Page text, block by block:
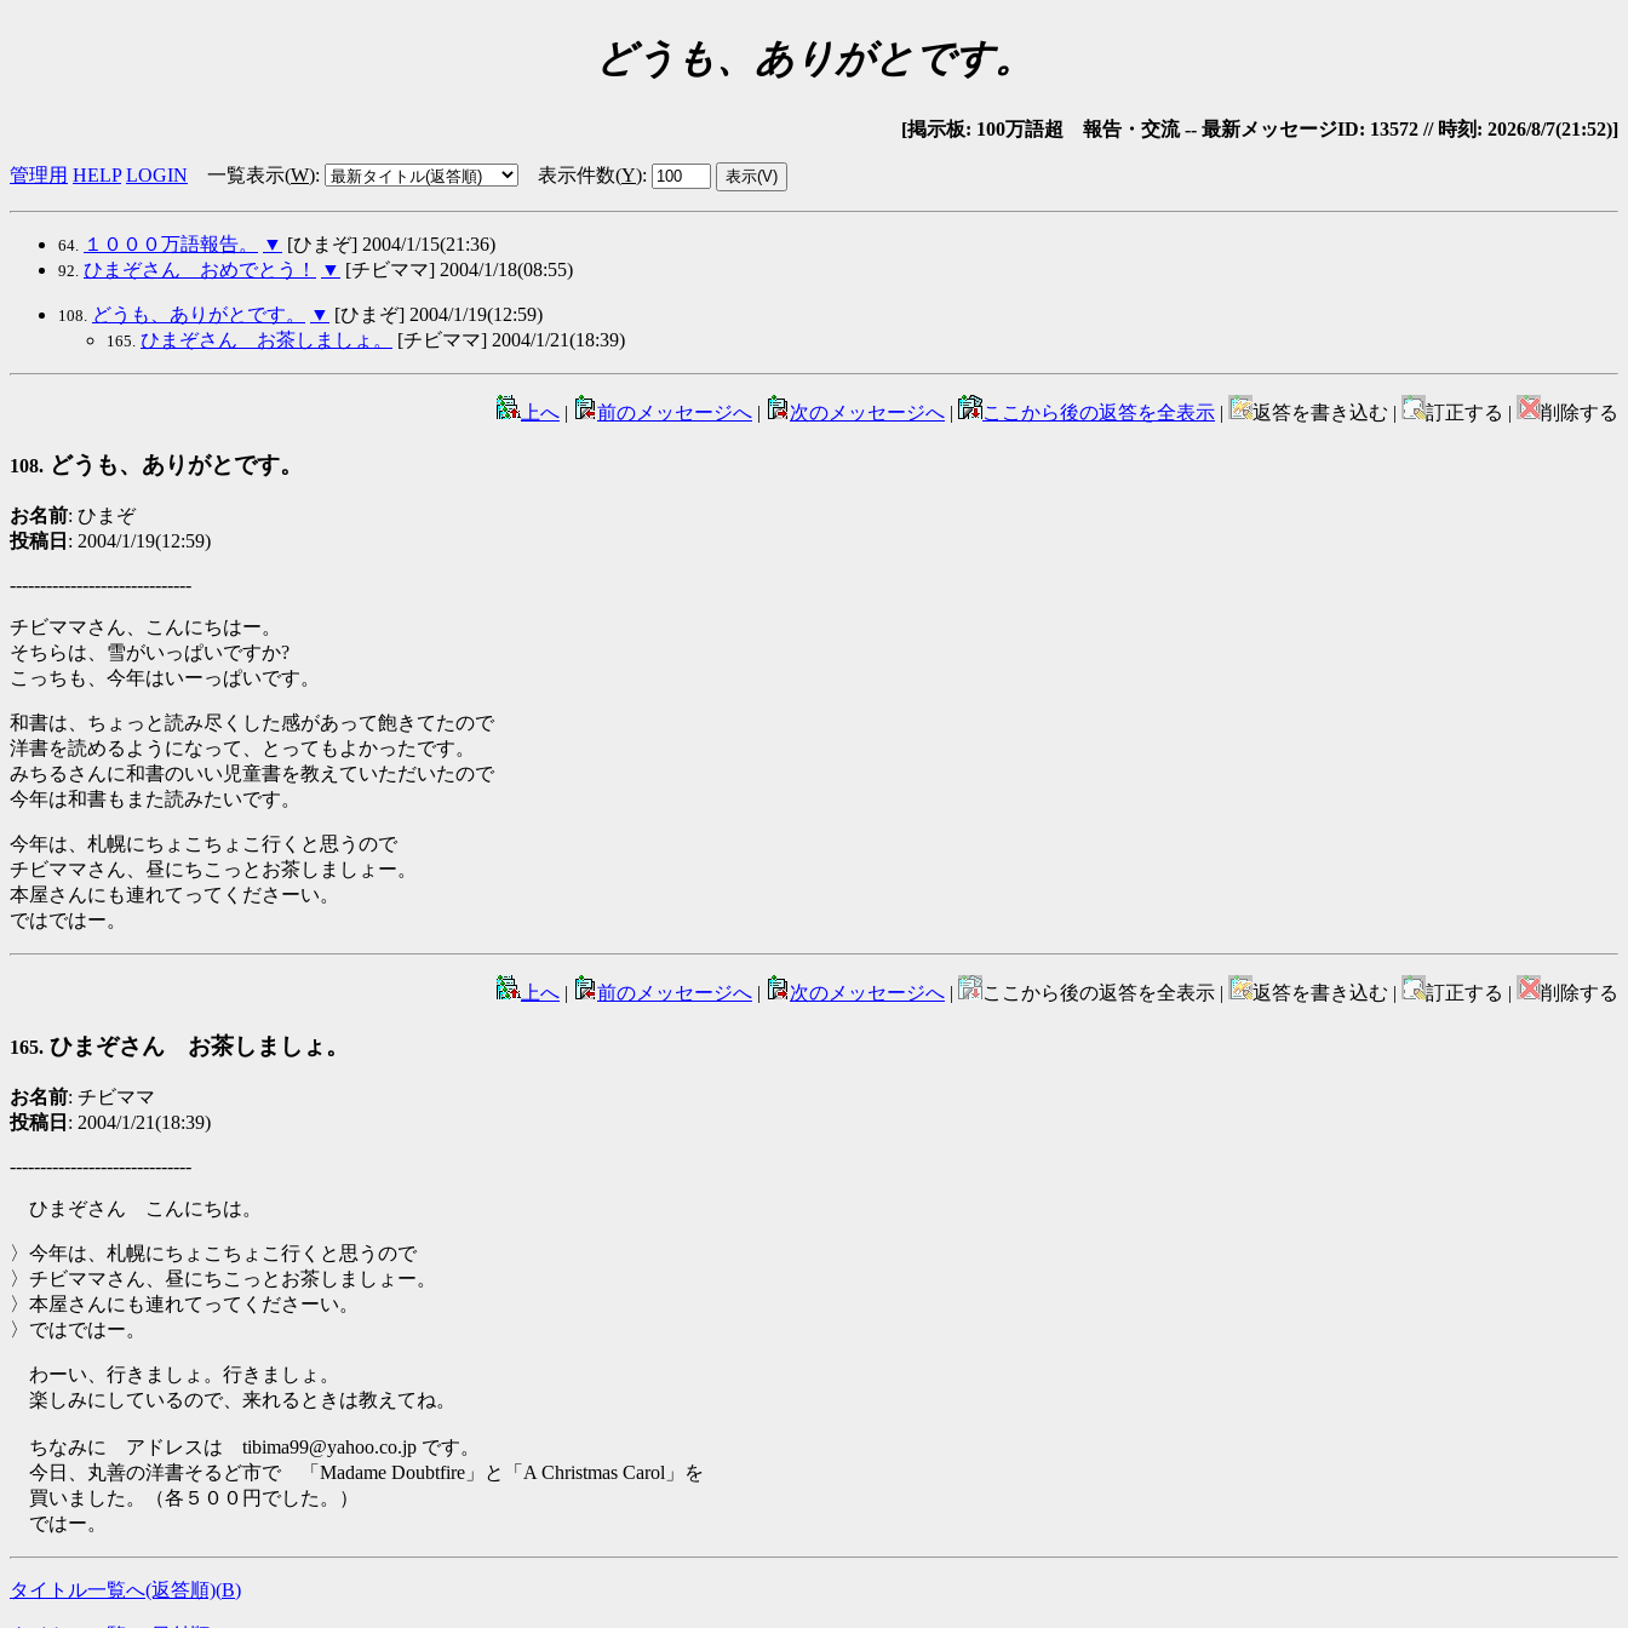
どうも、ありがとです。
[掲示板: 100万語超 報告・交流 -- 最新メッセージID: 13572 // 時刻: 2026/8/7(21:52)]
管理用 HELP LOGIN 一覧表示(W): 表示件数(Y):
64. １０００万語報告。 ▼ [ひまぞ] 2004/1/15(21:36)
92. ひまぞさん おめでとう！ ▼ [チビママ] 2004/1/18(08:55)
108. どうも、ありがとです。 ▼ [ひまぞ] 2004/1/19(12:59)
165. ひまぞさん お茶しましょ。 [チビママ] 2004/1/21(18:39)
上へ | 前のメッセージへ | 次のメッセージへ | ここから後の返答を全表示 | 返答を書き込む | 訂正する | 削除する
108. どうも、ありがとです。
お名前: ひまぞ
投稿日 : 2004/1/19(12:59)
------------------------------
チビママさん、こんにちはー。
そちらは、雪がいっぱいですか?
こっちも、今年はいーっぱいです。
和書は、ちょっと読み尽くした感があって飽きてたので
洋書を読めるようになって、とってもよかったです。
みちるさんに和書のいい児童書を教えていただいたので
今年は和書もまた読みたいです。
今年は、札幌にちょこちょこ行くと思うので
チビママさん、昼にちこっとお茶しましょー。
本屋さんにも連れてってくださーい。
ではではー。
上へ 前のメッセージへ 次のメッセージへ ここから後の返答を全表示 | 返答を書き込む | 訂正する | 削除する
165. ひまぞさん お茶しましょ。
お名前: チビママ
投稿日 : 2004/1/21(18:39)
------------------------------
ひまぞさん こんにちは。
〉今年は、札幌にちょこちょこ行くと思うので
〉チビママさん、昼にちこっとお茶しましょー。
〉本屋さんにも連れてってくださーい。
〉ではではー。
わーい、行きましょ。行きましょ。
楽しみにしているので、来れるときは教えてね。
ちなみに アドレスは tibima99@yahoo.co.jp です。
今日、丸善の洋書そるど市で 「Madame Doubtfire」と「A Christmas Carol」を
買いました。（各５００円でした。）
ではー。
タイトル一覧へ(返答順)(B)